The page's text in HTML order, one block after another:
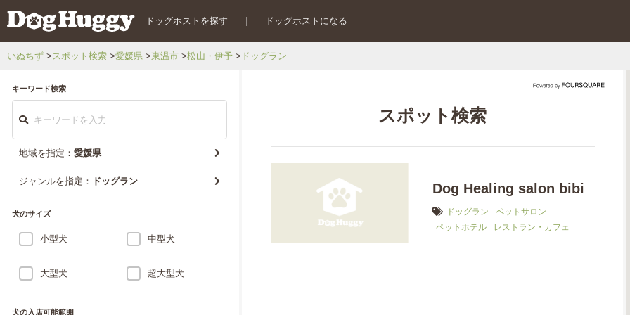
ドッグホストを探す ドッグホストになる
いぬちず スポット検索 愛媛県 東温市 松山・伊予 ドッグラン
キーワード検索
地域を指定：愛媛県
ジャンルを指定： ドッグラン
犬のサイズ
小型犬 中型犬
大型犬 超大型犬
犬の入店可能範囲
スポット検索
Dog Healing salon bibi
ドッグラン
ペットサロン
ペットホテル
レストラン・カフェ